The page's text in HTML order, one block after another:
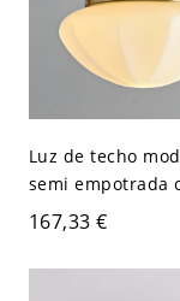
Luz de techo
semi empotrada
vidrio blanco - 1
A 120 V
167,33 €